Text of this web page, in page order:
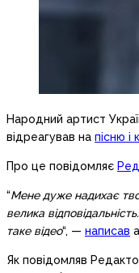
Народний артист
відреагував на пісню і
Про це повідомляє
“Мене дуже надихає
велика
таке відео“, — написав
Як повідомляв